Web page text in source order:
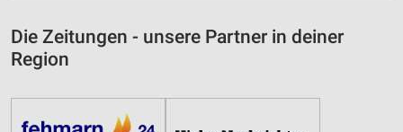
Die Zeitungen - unsere Partner in deiner
Region